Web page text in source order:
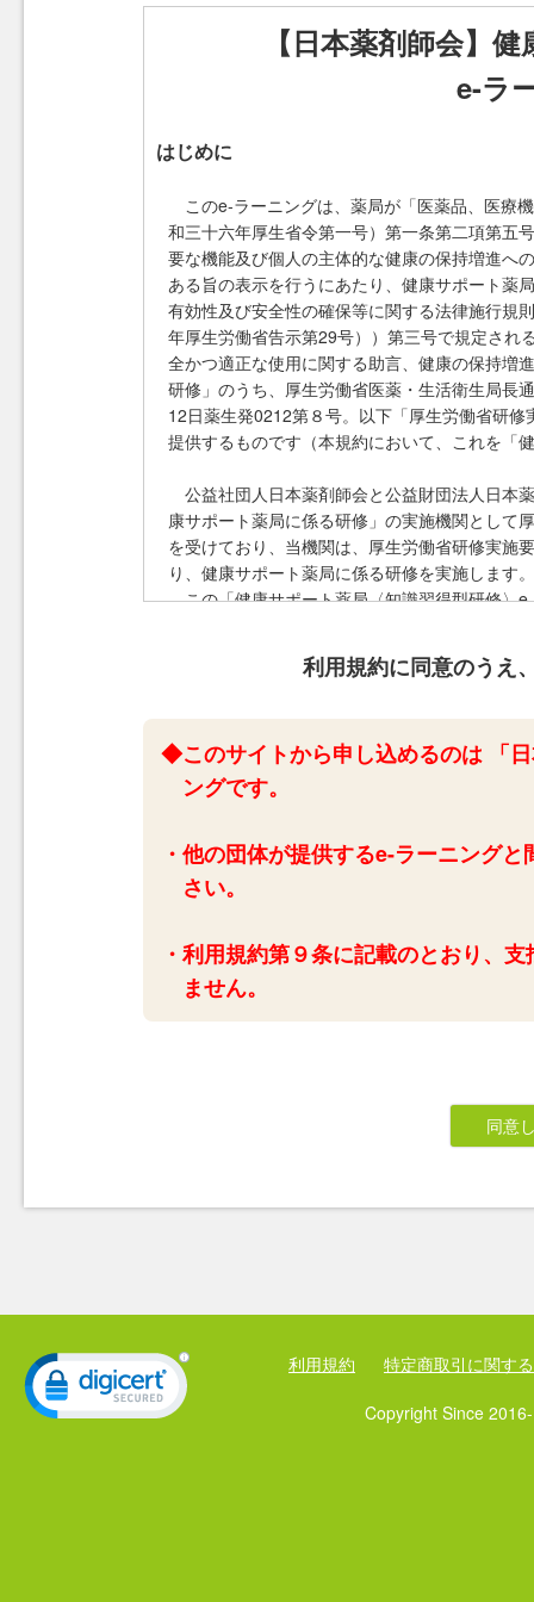
【日本薬剤師会】
e-ラ
はじめに
このe-ラーニングは、薬局が「医薬品、医療
和三十六年厚生省令第一号）第一条第二項第五
要な機能及び個人の主体的な健康の保持増進へ
ある旨の表示を行うにあたり、健康サポート薬
有効性及び安全性の確保等に関する法律施行規
年厚生労働省告示第29号））第三号で規定され
全かつ適正な使用に関する助言、健康の保持増
研修」のうち、厚生労働省医薬・生活衛生局長
12日薬生発0212第８号。以下「厚生労働省研
提供するものです（本規約において、これを「
公益社団人日本薬剤師会と公益財団法人日本
康サポート薬局に係る研修」の実施機関として
を受けており、当機関は、厚生労働省研修実施
り、健康サポート薬局に係る研修を実施します。
この「健康サポート薬局〈知識習得型研修〉
なお、「健康サポート薬局〈知識習得型研
第１条（用語の定義）
「本サービス」とは、「健康サポート薬局〈
「本ウェブサイト」とは、本サービスを提供
「利用者」とは、当会が定める手続きに従っ
第２条（本規約の適用範囲）
本規約は、当会と利用者との間の本サービス
２ 利用者は、本規約を確認し、同意した上で
承諾しているものとみなされます。
当会から利用者への通知は、別段の定めが
２ 前項の通知は、当会が当該通知を前項の規
第４条（規約の変更）
第２章 サービスの利用
第５条（提供サービス）
利用規約に同意のうえ
◆このサイトから申し込めるのは 「
ングです。
・他の団体が提供するe-ラーニング
さい。
・利用規約第９条に記載のとおり、
ません。
同意
利用規約 特定商取引に関す
Copyright Since